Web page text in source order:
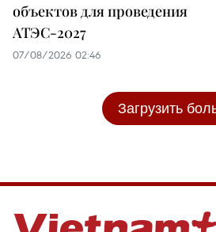
объектов для проведения
АТЭС-2027
07/08/2026 02:46
Загрузить